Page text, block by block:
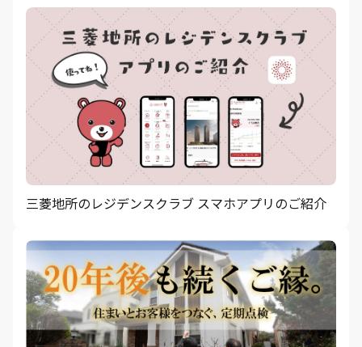
三菱地所のレジデンスクラブ スマホアプリのご紹介